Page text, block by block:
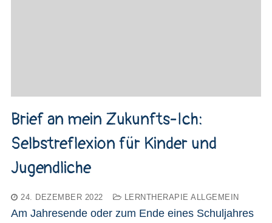
Brief an mein Zukunfts-Ich:
Selbstreflexion für Kinder und
Jugendliche
24. DEZEMBER 2022 LERNTHERAPIE ALLGEMEIN
Am Jahresende oder zum Ende eines Schuljahres